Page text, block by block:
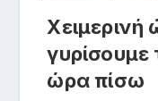
γυρίσουμε
ώρα πίσω